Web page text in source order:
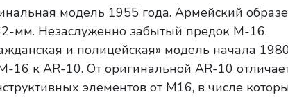
модель 1955 года. Армейский
мм. Незаслуженно забытый предок M-16.
и полицейская» модель начала
16 к AR-10. От оригинальной AR-10
элементов от M16, в числе